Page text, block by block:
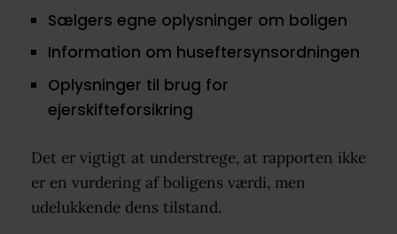
Sælgers egne oplysninger om boligen
Information om huseftersynsordningen
Oplysninger til brug for
ejerskifteforsikring
Det er vigtigt at understrege, at rapporten ikke
er en vurdering af boligens værdi, men
udelukkende dens tilstand.